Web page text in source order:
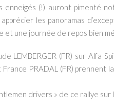
(!) auront pimenté
les panoramas
et une journée de repos bien
LEMBERGER (FR) sur Alfa
France PRADAL (FR) prennent
drivers » de ce rallye